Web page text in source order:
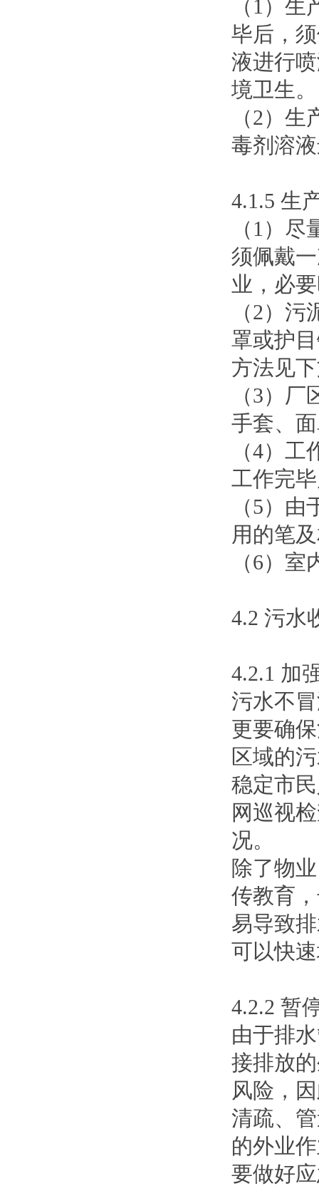
（1）
毕后，
液进行
境卫生。
（2）
毒剂溶
4.1.5 生
（1）
须佩戴
业，必
（2）
罩或护
方法见
（3）
手套、
（4）
工作完
（5）
用的笔
（6）
4.2 污水
4.2.1 加
污水不
更要确
区域的
稳定市
网巡视
况。
除了物
传教育
易导致
可以快
4.2.2 暂
由于排
接排放
风险，
清疏、
的外业
要做好